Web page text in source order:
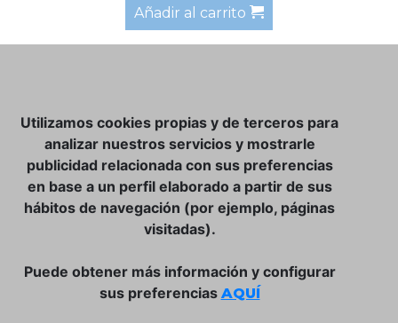
Añadir al carrito
CLUB VINATER
CONTACTO
TIENDA ONLINE:
Plaça de la Llibertat, 22, 07760 Ciutadella
Tlf. 971 93 78 75
Utilizamos cookies propias y de terceros para
analizar nuestros servicios y mostrarle
publicidad relacionada con sus preferencias
en base a un perfil elaborado a partir de sus
hábitos de navegación (por ejemplo, páginas
visitadas).
Puede obtener más información y configurar
sus preferencias AQUÍ